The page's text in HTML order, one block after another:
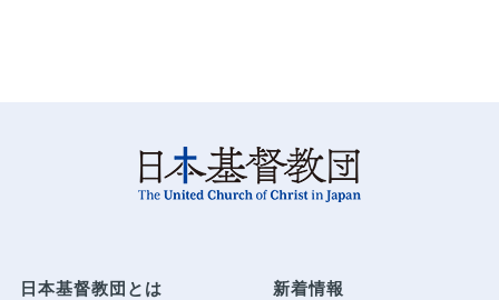
日本基督教団とは 新着情報